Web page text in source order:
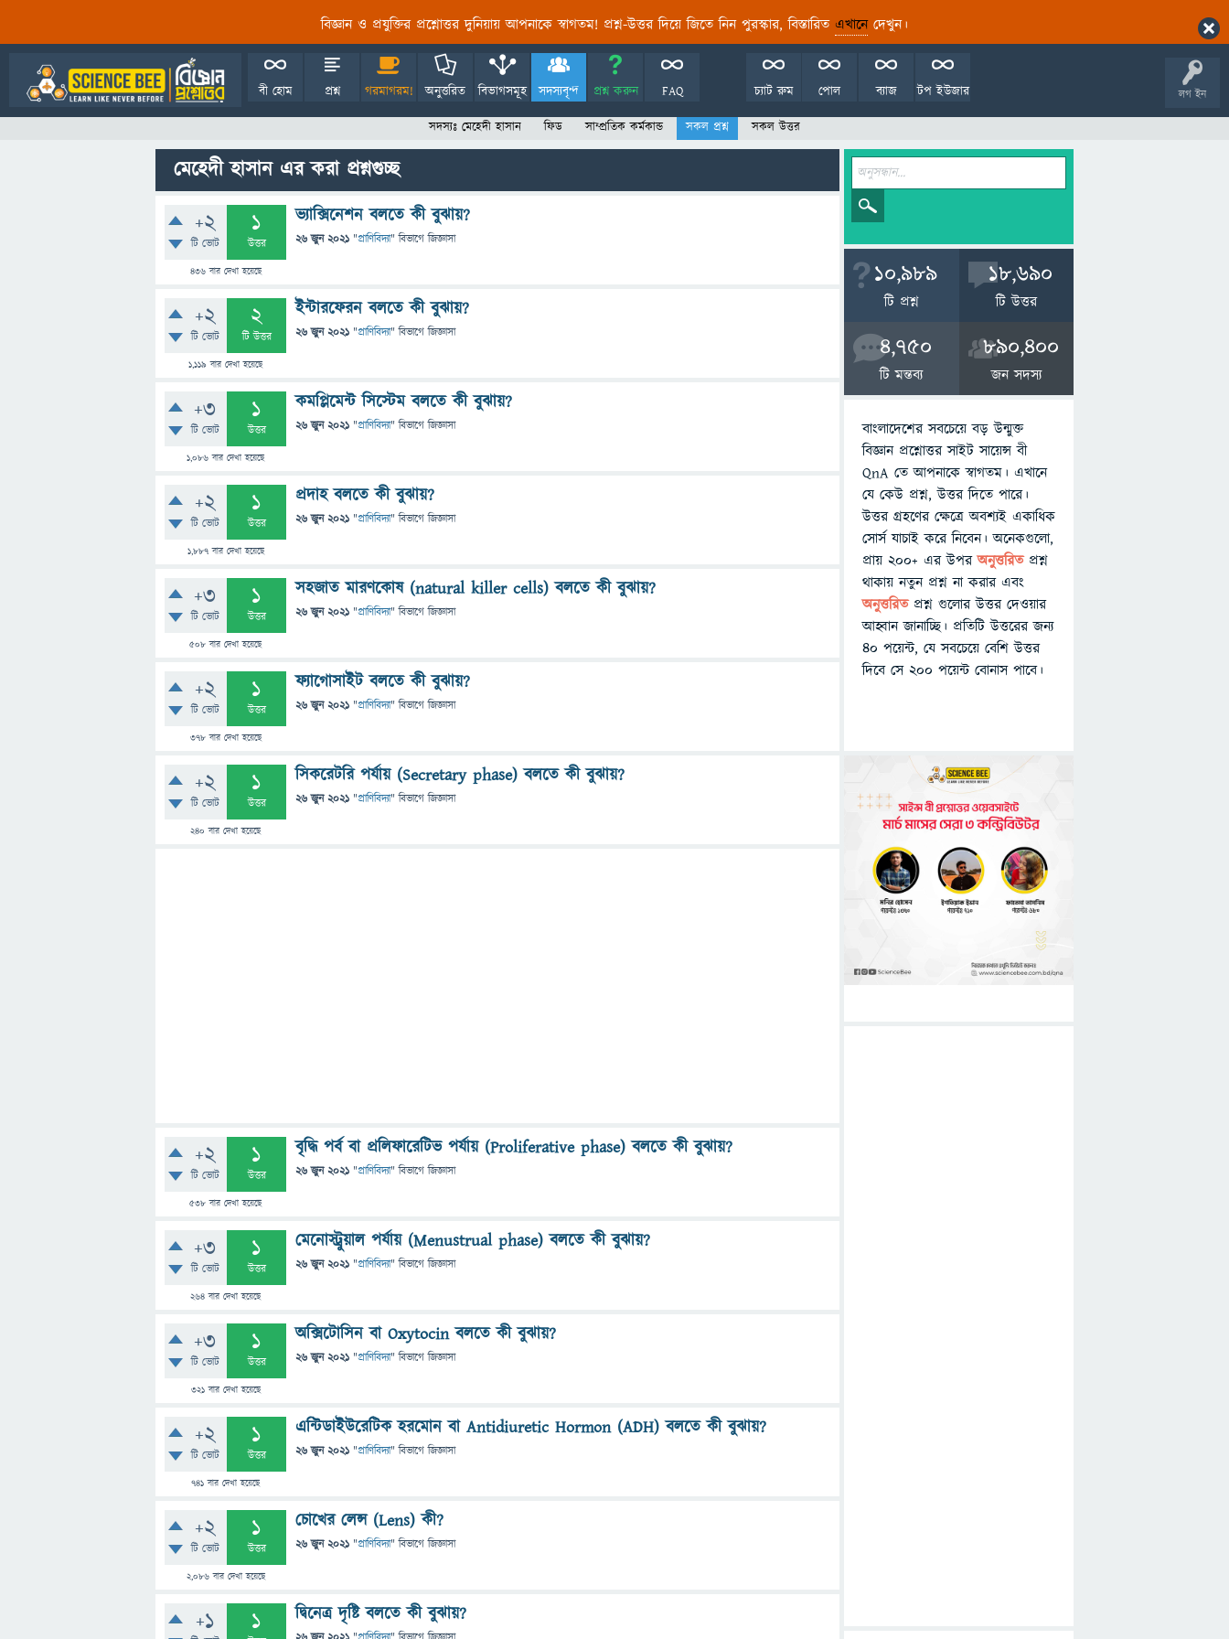
বিজ্ঞান ও প্রযুক্তির প্রশ্নোত্তর দুনিয়ায় আপনাকে স্বাগতম! প্রশ্ন-উত্তর দিয়ে জিতে নিন পুরস্কার, বিস্তারিত এখানেদেখুন।
লগ ইন
বী হোম প্রশ্ন গরমাগরম! অনুত্তরিত বিভাগসমূহ সদস্যবৃন্দ প্রশ্ন করুন FAQ টপ ইউজার
ব্যাজ
পোল
চ্যাট রুম
সদস্যঃ মেহেদী হাসান ফিড সাম্প্রতিক কর্মকান্ড সকল প্রশ্ন সকল উত্তর
মেহেদী হাসান এর করা প্রশ্নগুচ্ছ
+2
টি ভোট
1
উত্তর
436বার দেখা হয়েছে
ভ্যাক্সিনেশন বলতে কী বুঝায়?
26 জুন 2021 "প্রাণিবিদ্যা" বিভাগে জিজ্ঞাসা
+2
টি ভোট
2
টি উত্তর
1,119 বার দেখা হয়েছে
ইন্টারফেরন বলতে কী বুঝায়?
26 জুন 2021 "প্রাণিবিদ্যা" বিভাগে জিজ্ঞাসা
+3
টি ভোট
1
উত্তর
1,086 বার দেখা হয়েছে
কমপ্লিমেন্ট সিস্টেম বলতে কী বুঝায়?
26 জুন 2021 "প্রাণিবিদ্যা" বিভাগে জিজ্ঞাসা
+2
টি ভোট
1
উত্তর
1,887বার দেখা হয়েছে
প্রদাহ বলতে কী বুঝায়?
26 জুন 2021 "প্রাণিবিদ্যা" বিভাগে জিজ্ঞাসা
+3
টি ভোট
1
উত্তর
508 বার দেখা হয়েছে
সহজাত মারণকোষ (natural killer cells) বলতে কী বুঝায়?
26 জুন 2021 "প্রাণিবিদ্যা" বিভাগে জিজ্ঞাসা
+2
টি ভোট
1
উত্তর
378বার দেখা হয়েছে
ফ্যাগোসাইট বলতে কী বুঝায়?
26 জুন 2021 "প্রাণিবিদ্যা" বিভাগে জিজ্ঞাসা
+2
টি ভোট
1
উত্তর
240 বার দেখা হয়েছে
সিকরেটরি পর্যায় (Secretary phase) বলতে কী বুঝায়?
26 জুন 2021 "প্রাণিবিদ্যা" বিভাগে জিজ্ঞাসা
+2
টি ভোট
1
উত্তর
538 বার দেখা হয়েছে
বৃদ্ধি পর্ব বা প্রলিফারেটিভ পর্যায় (Proliferative phase) বলতে কী বুঝায়?
26 জুন 2021 "প্রাণিবিদ্যা" বিভাগে জিজ্ঞাসা
+3
টি ভোট
1
উত্তর
264 বার দেখা হয়েছে
মেনোস্ট্রুয়াল পর্যায় (Menustrual phase) বলতে কী বুঝায়?
26 জুন 2021 "প্রাণিবিদ্যা" বিভাগে জিজ্ঞাসা
+3
টি ভোট
1
উত্তর
321বার দেখা হয়েছে
অক্সিটোসিন বা Oxytocin বলতে কী বুঝায়?
26 জুন 2021 "প্রাণিবিদ্যা" বিভাগে জিজ্ঞাসা
+2
টি ভোট
1
উত্তর
741 বার দেখা হয়েছে
এন্টিডাইউরেটিক হরমোন বা Antidiuretic Hormon (ADH) বলতে কী বুঝায়?
26 জুন 2021 "প্রাণিবিদ্যা" বিভাগে জিজ্ঞাসা
+2
টি ভোট
1
উত্তর
2,086বার দেখা হয়েছে
চোখের লেন্স (Lens) কী?
26 জুন 2021 "প্রাণিবিদ্যা" বিভাগে জিজ্ঞাসা
+1 1 দ্বিনেত্র দৃষ্টি বলতে কী বুঝায়?
10,989
টি প্রশ্ন
18,690
টি উত্তর
4,750
টি মন্তব্য
890,400
জন সদস্য
বাংলাদেশের সবচেয়ে বড় উন্মুক্ত
বিজ্ঞান প্রশ্নোত্তর সাইট সায়েন্স বী
QnA তে আপনাকে স্বাগতম। এখানে
যে কেউ প্রশ্ন, উত্তর দিতে পারে।
উত্তর গ্রহণের ক্ষেত্রে অবশ্যই একাধিক
সোর্স যাচাই করে নিবেন। অনেকগুলো,
প্রায় ২০০+ এর উপরঅনুত্তরিতপ্রশ্ন
থাকায় নতুন প্রশ্ন না করার এবং
অনুত্তরিত প্রশ্ন গুলোর উত্তর দেওয়ার
আহ্বান জানাচ্ছি। প্রতিটি উত্তরের জন্য
৪০ পয়েন্ট, যে সবচেয়ে বেশি উত্তর
দিবে সে ২০০ পয়েন্ট বোনাস পাবে।